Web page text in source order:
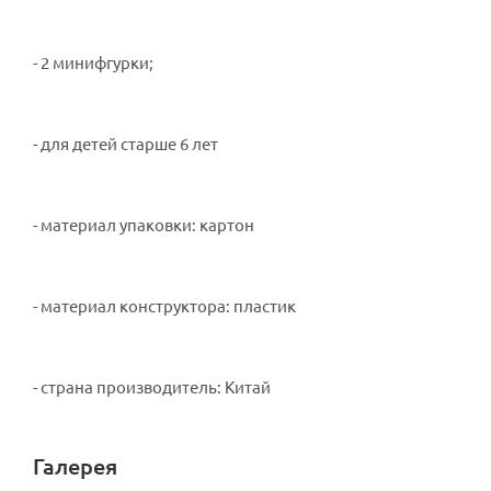
- 2 минифгурки;
- для детей старше 6 лет
- материал упаковки: картон
- материал конструктора: пластик
- страна производитель: Китай
Галерея